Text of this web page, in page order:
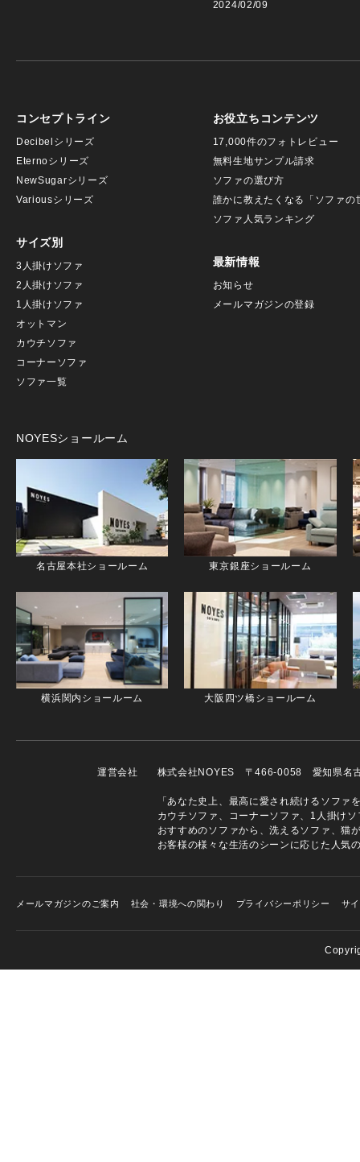
2024/02/09
コンセプトライン
Decibelシリーズ
Eternoシリーズ
NewSugarシリーズ
Variousシリーズ
サイズ別
3人掛けソファ
2人掛けソファ
1人掛けソファ
オットマン
カウチソファ
コーナーソファ
ソファ一覧
お役立ちコンテンツ
17,000件のフォトレビュー
無料生地サンプル請求
ソファの選び方
誰かに教えたくなる「ソファの
ソファ人気ランキング
最新情報
お知らせ
メールマガジンの登録
NOYESショールーム
名古屋本社ショールーム 東京銀座ショールーム
横浜関内ショールーム 大阪四ツ橋ショールーム
運営会社 株式会社NOYES 〒466-0058 愛知県名
「あなた史上、最高に愛され続けるソフ
カウチソファ、コーナーソファ、1人掛け
おすすめのソファから、洗えるソファ、猫
お客様の様々な生活のシーンに応じた人気
メールマガジンのご案内 社会・環境への関わり プライバシーポリシー サ